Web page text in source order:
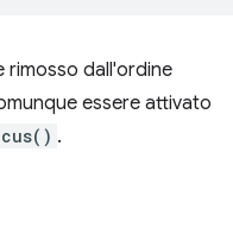
rimosso dall'ordine
essere attivato
.